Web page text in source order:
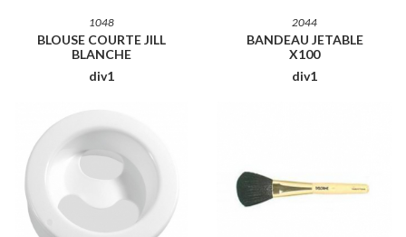
1048
BLOUSE COURTE JILL
BLANCHE
div1
2044
BANDEAU JETABLE
X100
div1